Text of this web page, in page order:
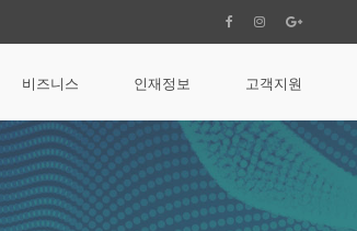
비즈니스 인재정보 고객지원